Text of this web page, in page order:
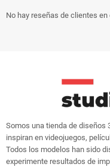
No hay reseñas de clientes
Somos una tienda de diseños
inspiran en videojuegos,
Todos los modelos han sido
experimente resultados de